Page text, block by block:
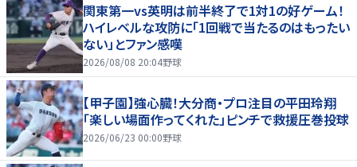
関東第一vs英明は前半終了で1対1の好ゲーム！
ハイレベルな攻防に「1回戦で当たるのはもったい
ない」とファン感嘆
2026/08/08 20:04野球
【甲子園】強心臓！大分商・プロ注目の平田玲翔
「楽しい場面作ってくれた」ピンチで救援圧巻投球
2026/06/23 00:00野球